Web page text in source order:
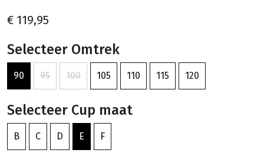
€ 119,95
Selecteer Omtrek
90 95 100 105 110 115 120
Selecteer Cup maat
B C D E F